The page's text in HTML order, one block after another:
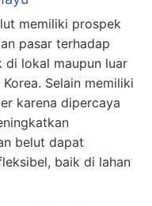
memiliki prospek
pasar terhadap
di lokal maupun luar
Selain memiliki
karena dipercaya
belut dapat
baik di lahan